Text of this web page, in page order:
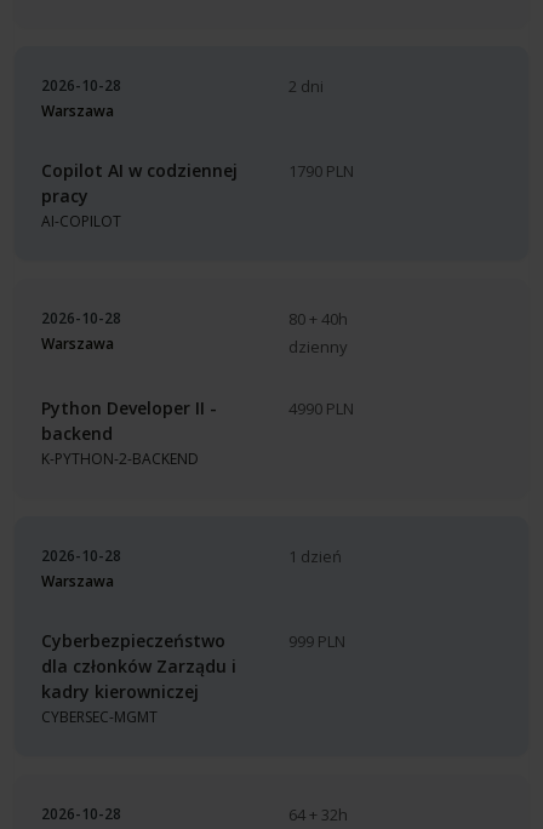
2026-10-28
Warszawa
Copilot AI w codziennej
pracy
AI-COPILOT
2 dni
1790 PLN
2026-10-28
Warszawa
Python Developer II -
backend
K-PYTHON-2-BACKEND
80 + 40h
dzienny
4990 PLN
2026-10-28
Warszawa
Cyberbezpieczeństwo
dla członków Zarządu i
kadry kierowniczej
CYBERSEC-MGMT
1 dzień
999 PLN
2026-10-28
64 + 32h